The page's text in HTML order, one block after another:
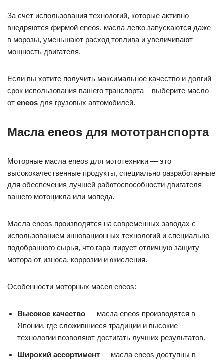
За счет использования технологий, которые активно
внедряются фирмой eneos, масла легко запускаются даже
в морозы, уменьшают расход топлива и увеличивают
мощность двигателя.
Если вы хотите получить максимальное качество и долгий
срок использования вашего транспорта – выберите масло
от eneos для грузовых автомобилей.
Масла eneos для мототранспорта
Моторные масла eneos для мототехники — это
высококачественные продукты, специально разработанные
для обеспечения лучшей работоспособности двигателя
вашего мотоцикла или мопеда.
Масла eneos производятся на современных заводах с
использованием инновационных технологий и специально
подобранного сырья, что гарантирует отличную защиту
мотора от износа, коррозии и окисления.
Особенности моторных масел eneos:
Высокое качество — масла eneos производятся в
Японии, где сложившиеся традиции и высокие
технологии позволяют достигать лучших результатов.
Широкий ассортимент — масла eneos доступны в